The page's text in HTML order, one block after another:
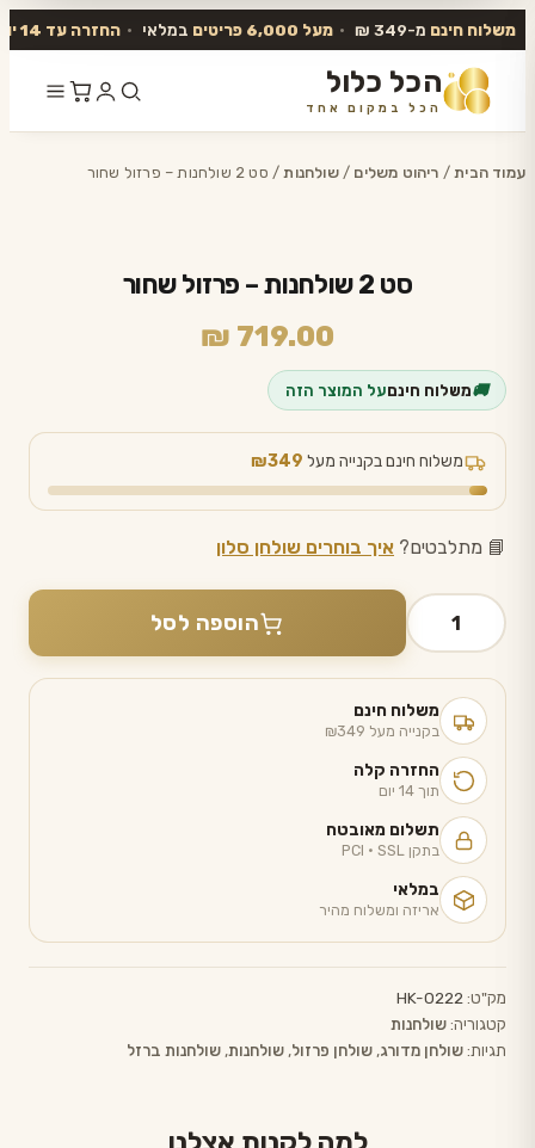
משלוח חינם מ-349 ₪ • מעל 6,000 פריטים במלאי • החזרה עד 14 יום
הכל כלול
הכל במקום אחד
לתוכן
עמוד הבית/ ריהוט משלים /שולחנות/ סט 2 שולחנות – פרזול שחור
סט 2 שולחנות – פרזול שחור
₪ 719.00
🚚משלוח חינםעל המוצר הזה
משלוח חינם בקנייה מעל ₪349
📘 מתלבטים? איך בוחרים שולחן סלון
כמות
של
2
שולחנות
פרזול
שחור
הוספה לסל
משלוח חינם
בקנייה מעל ₪349
החזרה קלה
תוך 14 יום
תשלום מאובטח
בתקן PCI · SSL
במלאי
אריזה ומשלוח מהיר
מק"ט: HK-0222
קטגוריה:שולחנות
תגיות:שולחן מדורג, שולחן פרזול, שולחנות, שולחנות ברזל